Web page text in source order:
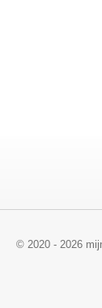
© 2020 - 2026